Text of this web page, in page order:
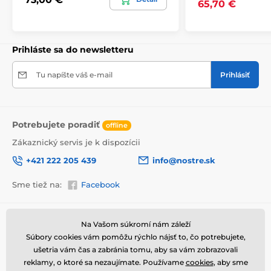
obrazov dôkladne vybrali nielen plátno, farby, ale aj
pozostáva zozmesi polyesteru a bavlny.
sme ani na starostlivý výber farieb, ktoré sú
ekologické
, čo znamená, že nezapáchajú
a nevypúšťajú škodlivé látky do ovzdušia.
V neposlednom rade je dôležitá aj technológia tlače.
65,70 €
Prihláste sa do newsletteru
Tu napíšte váš e-mail Prihlásiť
Potrebujete poradiť offline
Zákaznický servis je k dispozícii
+421 222 205 439
info@nostre.sk
Sme tiež na: Facebook
Informácie o nákupe
Obchodné a reklamačné
podmienky
Ochrana osobných údajov
Užitočné informácie
Často kladené otázky
Magazín
Na Vašom súkromí nám záleží
Súbory cookies vám pomôžu rýchlo nájsť to, čo potrebujete,
ušetria vám čas a zabránia tomu, aby sa vám zobrazovali
reklamy, o ktoré sa nezaujímate. Používame cookies, aby sme